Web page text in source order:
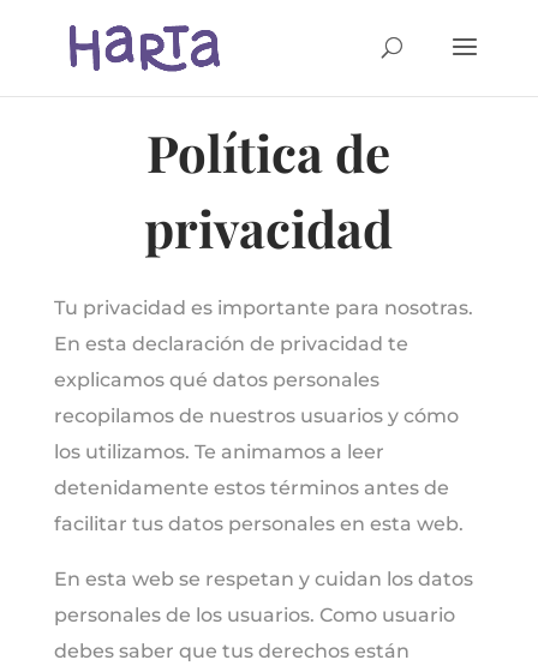
Política de
privacidad
Tu privacidad es importante para nosotras.
En esta declaración de privacidad te
explicamos qué datos personales
recopilamos de nuestros usuarios y cómo
los utilizamos. Te animamos a leer
detenidamente estos términos antes de
facilitar tus datos personales en esta web.
En esta web se respetan y cuidan los datos
personales de los usuarios. Como usuario
debes saber que tus derechos están